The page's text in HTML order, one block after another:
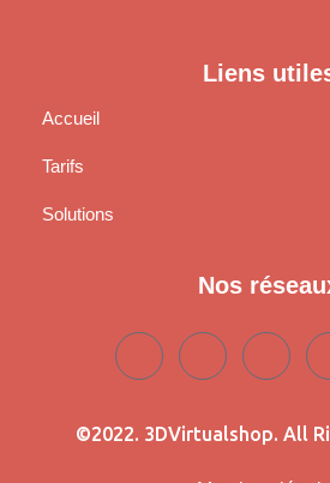
Liens
Accueil
Tarifs
Solutions
Nos
©2022. 3DVirtualshop. All